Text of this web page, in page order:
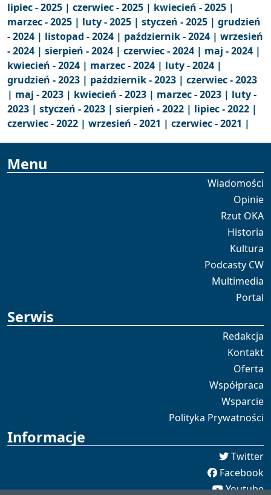
lipiec - 2025 | czerwiec - 2025 | kwiecień - 2025 |
marzec - 2025 | luty - 2025 | styczeń - 2025 | grudzień
- 2024 | listopad - 2024 | październik - 2024 | wrzesień
- 2024 | sierpień - 2024 | czerwiec - 2024 | maj - 2024 |
kwiecień - 2024 | marzec - 2024 | luty - 2024 |
grudzień - 2023 | październik - 2023 | czerwiec - 2023
| maj - 2023 | kwiecień - 2023 | marzec - 2023 | luty -
2023 | styczeń - 2023 | sierpień - 2022 | lipiec - 2022 |
czerwiec - 2022 | wrzesień - 2021 | czerwiec - 2021 |
Menu
Wiadomości
Opinie
Rzut OKA
Historia
Kultura
Podcasty CW
Multimedia
Portal
Serwis
Redakcja
Kontakt
Oferta
Współpraca
Wsparcie
Polityka Prywatności
Informacje
Twitter
Facebook
Youtube